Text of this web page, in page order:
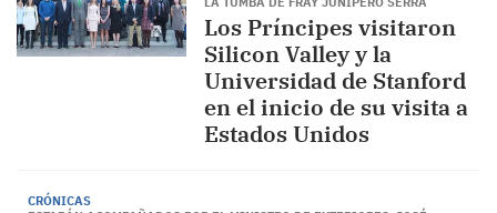
Los Príncipes visitaron
Silicon Valley y la
Universidad de Stanford
en el inicio de su visita a
Estados Unidos
CRÓNICAS